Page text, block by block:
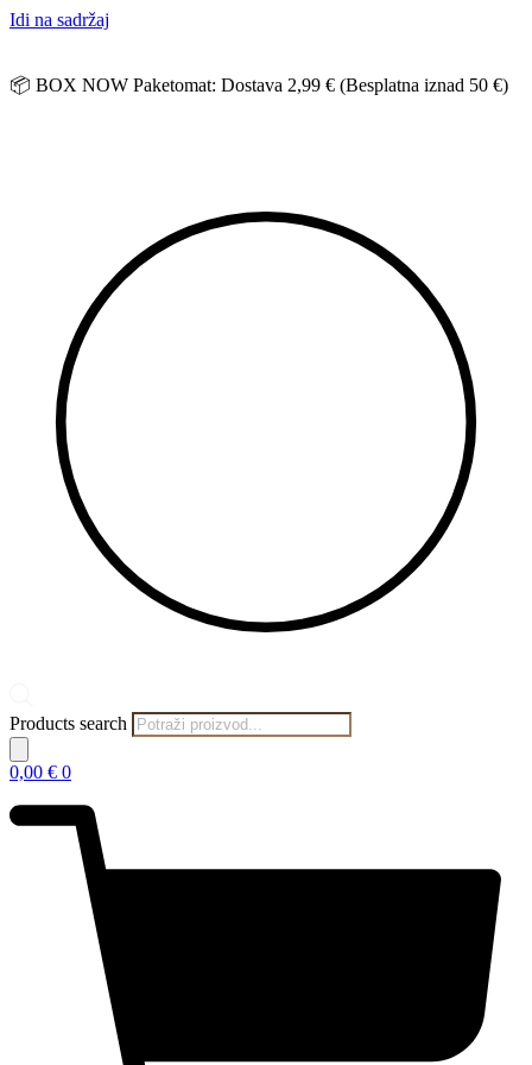
Idi na sadržaj
📦 BOX NOW Paketomat: Dostava 2,99 € (Besplatna iznad 50 €)
Products search
0,00 € 0